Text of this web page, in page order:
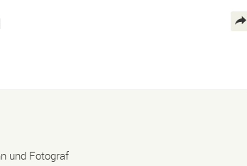
und Fotograf